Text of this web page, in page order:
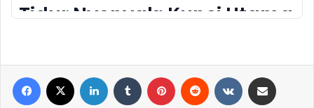
Tidur Nyenyak: Kunci Utama
Tidur yang cukup dan berkualitas adalah fondasi
kesehatan yang kuat. Kurang tidur dapat
menyebabkan berbagai masalah kesehatan, mulai dari